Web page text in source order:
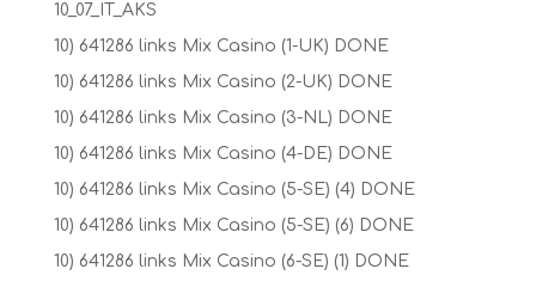
10_07_IT_AKS
10) 641286 links Mix Casino (1-UK) DONE
10) 641286 links Mix Casino (2-UK) DONE
10) 641286 links Mix Casino (3-NL) DONE
10) 641286 links Mix Casino (4-DE) DONE
10) 641286 links Mix Casino (5-SE) (4) DONE
10) 641286 links Mix Casino (5-SE) (6) DONE
10) 641286 links Mix Casino (6-SE) (1) DONE